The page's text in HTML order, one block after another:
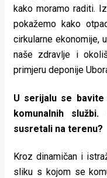
kako moramo raditi.
pokažemo kako
cirkularne ekonomije,
naše zdravlje i
primjeru deponije
U serijalu se
komunalnih
susretali na terenu?
Kroz dinamičan i
sliku s kojom se